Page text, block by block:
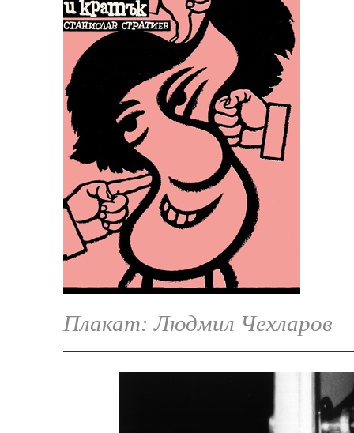
Плакат: Людмил Чехларов